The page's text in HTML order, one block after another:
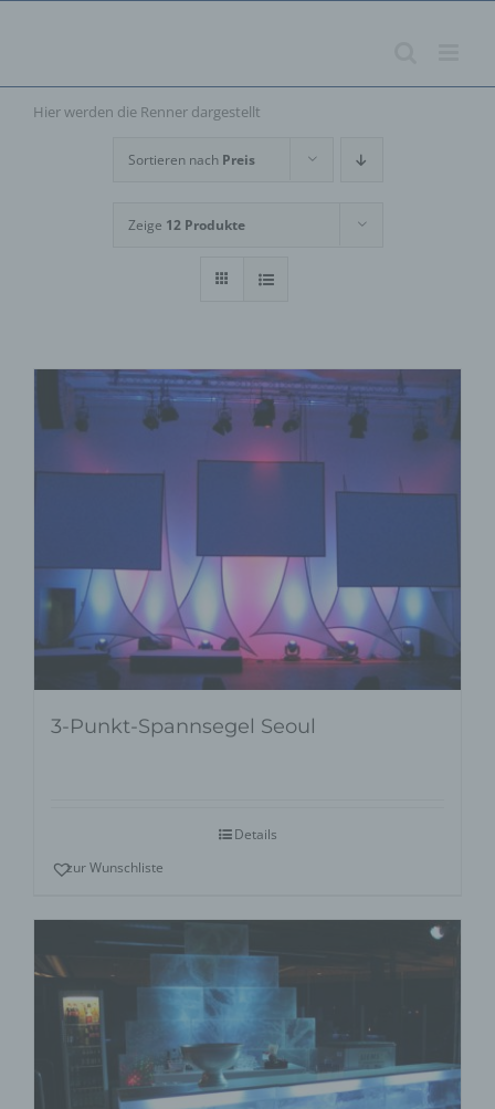
Hier werden die Renner dargestellt
Sortieren nach Preis
Zeige 12 Produkte
3-Punkt-Spannsegel Seoul
Details
zur Wunschliste